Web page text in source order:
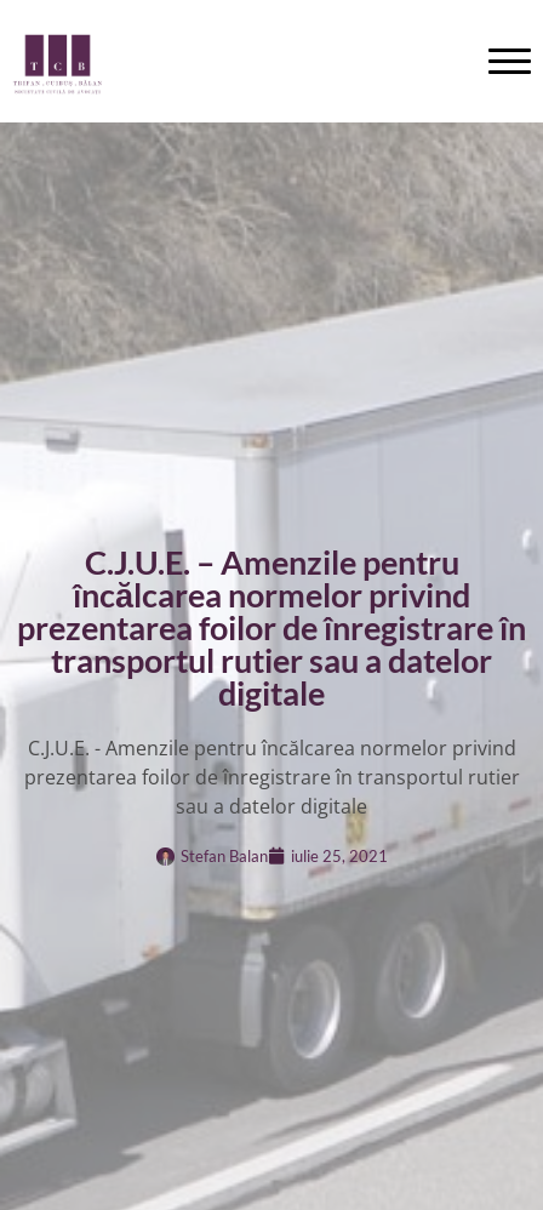
C.J.U.E. – Amenzile pentru
încălcarea normelor privind
prezentarea foilor de înregistrare în
transportul rutier sau a datelor
digitale
C.J.U.E. - Amenzile pentru încălcarea normelor privind
prezentarea foilor de înregistrare în transportul rutier
sau a datelor digitale
Stefan Balan iulie 25, 2021